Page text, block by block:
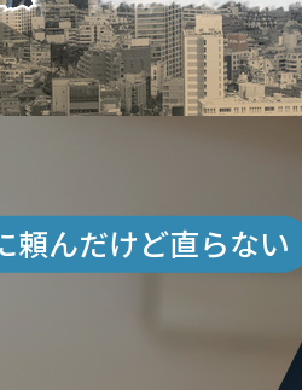
頼んだけど直らない